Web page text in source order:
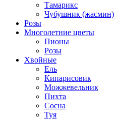
Тамарикс
Чубушник (жасмин)
Розы
Многолетние цветы
Пионы
Розы
Хвойные
Ель
Кипарисовик
Можжевельник
Пихта
Сосна
Туя